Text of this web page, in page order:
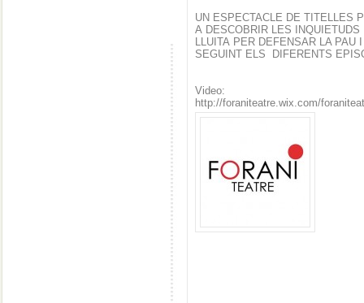
UN ESPECTACLE DE TITELLES
A DESCOBRIR LES
LLUITA PER DEFENSAR LA PAU
SEGUINT ELS DIFERENTS
Video:
http://foraniteatre.wix.com/